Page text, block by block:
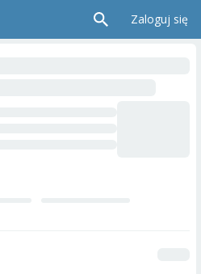
Zaloguj się